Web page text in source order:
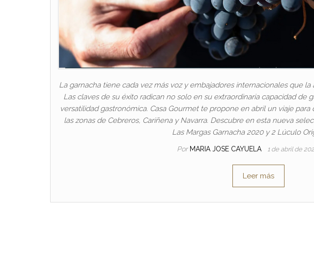
La garnacha tiene cada vez más voz y embajadores internacionales que
Las claves de su éxito radican no solo en su extraordinaria capacidad de
versatilidad gastronómica. Casa Gourmet te propone en abril un viaje
las zonas de Cebreros, Cariñena y Navarra. Descubre en esta nueva
Las Margas Garnacha 2020 y 2 Lúculo
Por MARIA JOSE CAYUELA 1 de abril de
Leer más